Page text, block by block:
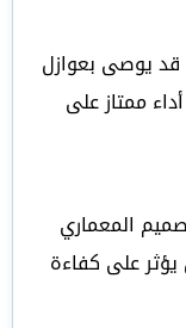
قد يوصى بعوازل
ممتاز على
المعماري
يؤثر على كفاءة